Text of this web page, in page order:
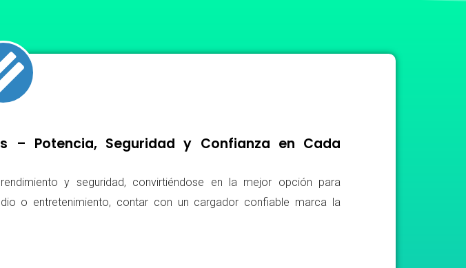
– Potencia, Seguridad y Confianza en Cada
y seguridad, convirtiéndose en la mejor opción para
o entretenimiento, contar con un cargador confiable marca la